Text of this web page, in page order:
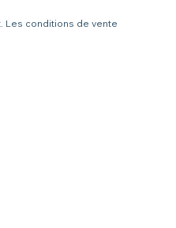
Les conditions de vente